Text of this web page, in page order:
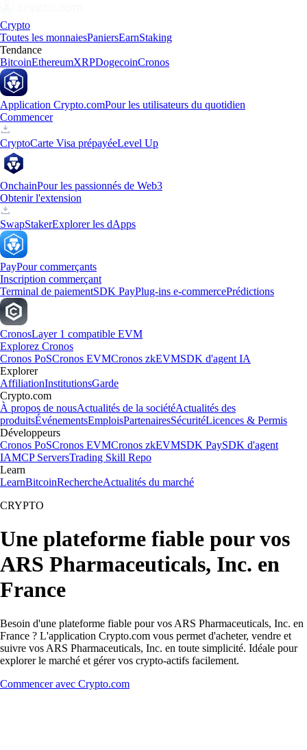
Crypto
Toutes les monnaiesPaniersEarnStaking
Tendance
BitcoinEthereumXRPDogecoinCronos
Application Crypto.comPour les utilisateurs du quotidien
Commencer
CryptoCarte Visa prépayéeLevel Up
OnchainPour les passionnés de Web3
Obtenir l'extension
SwapStakerExplorer les dApps
PayPour commerçants
Inscription commerçant
Terminal de paiementSDK PayPlug-ins e-commercePrédictions
CronosLayer 1 compatible EVM
Explorez Cronos
Cronos PoSCronos EVMCronos zkEVMSDK d'agent IA
Explorer
AffiliationInstitutionsGarde
Crypto.com
À propos de nousActualités de la sociétéActualités des
produitsÉvénementsEmploisPartenairesSécuritéLicences & Permis
Développeurs
Cronos PoSCronos EVMCronos zkEVMSDK PaySDK d'agent
IAMCP ServersTrading Skill Repo
Learn
LearnBitcoinRechercheActualités du marché
CRYPTO
Une plateforme fiable pour vos
ARS Pharmaceuticals, Inc. en
France
Besoin d'une plateforme fiable pour vos ARS Pharmaceuticals, Inc. en
France ? L'application Crypto.com vous permet d'acheter, vendre et
suivre vos ARS Pharmaceuticals, Inc. en toute simplicité. Idéale pour
explorer le marché et gérer vos crypto-actifs facilement.
Commencer avec Crypto.com